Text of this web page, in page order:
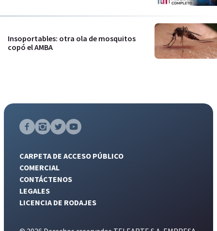
Insoportables: otra ola de mosquitos
copó el AMBA
CARPETA DE ACCESO PÚBLICO
COMERCIAL
CONTÁCTENOS
LEGALES
LICENCIA DE RODAJES